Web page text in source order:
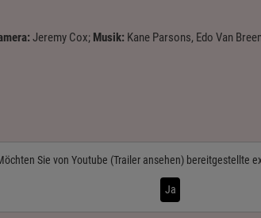
Jeremy Cox; Musik: Kane Parsons, Edo Van
Sie von Youtube (Trailer ansehen)bereitgestellte
Ja